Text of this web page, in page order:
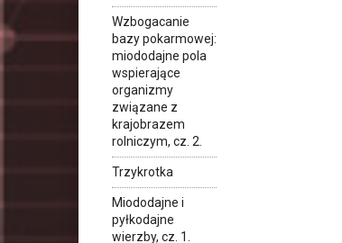
Wzbogacanie
bazy pokarmowej:
miododajne pola
wspierające
organizmy
związane z
krajobrazem
rolniczym, cz. 2.
Trzykrotka
Miododajne i
pyłkodajne
wierzby, cz. 1.